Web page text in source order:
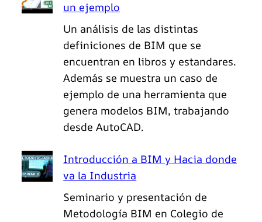
un ejemplo
Un análisis de las distintas
definiciones de BIM que se
encuentran en libros y estandares.
Además se muestra un caso de
ejemplo de una herramienta que
genera modelos BIM, trabajando
desde AutoCAD.
Introducción a BIM y Hacia donde
va la Industria
Seminario y presentación de
Metodología BIM en Colegio de